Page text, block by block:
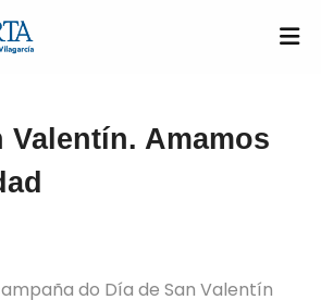
Valentín. Amamos
do Día de San Valentín